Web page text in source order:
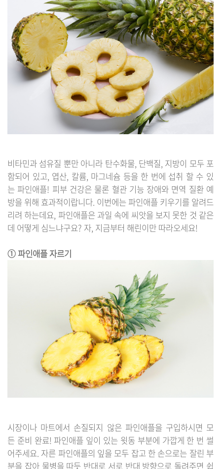
비타민과 섬유질 뿐만 아니라 탄수화물, 단백질, 지방이 모두 포
함되어 있고, 엽산, 칼륨, 마그네슘 등을 한 번에 섭취 할 수 있
는 파인애플! 피부 건강은 물론 혈관 기능 장애와 면역 질환 예
방을 위해 효과적이랍니다. 이번에는 파인애플 키우기를 알려드
리려 하는데요, 파인애플은 과일 속에 씨앗을 보지 못한 것 같은
데 어떻게 심느냐구요? 자, 지금부터 해린이만 따라오세요!
① 파인애플 자르기
시장이나 마트에서 손질되지 않은 파인애플을 구입하시면 모
든 준비 완료! 파인애플 잎이 있는 윗동 부분에 가깝게 한 번 썰
어주세요. 자른 파인애플의 잎을 모두 잡고 한 손으로는 잘린 부
분을 잡아 물병을 따듯 반대로 서로 반대 방향으로 돌려주면 쉽